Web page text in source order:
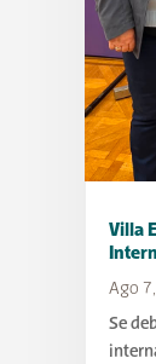
Villa
Ago
Se